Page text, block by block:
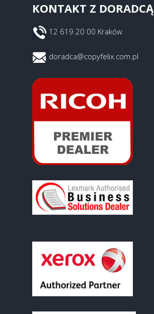
KONTAKT Z DORADCĄ
12 619 20 00 Kraków
doradca@copyfelix.com.pl